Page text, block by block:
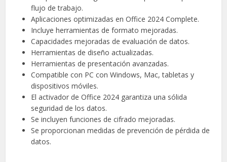
flujo de trabajo.
Aplicaciones optimizadas en Office 2024 Complete.
Incluye herramientas de formato mejoradas.
Capacidades mejoradas de evaluación de datos.
Herramientas de diseño actualizadas.
Herramientas de presentación avanzadas.
Compatible con PC con Windows, Mac, tabletas y
dispositivos móviles.
El activador de Office 2024 garantiza una sólida
seguridad de los datos.
Se incluyen funciones de cifrado mejoradas.
Se proporcionan medidas de prevención de pérdida de
datos.